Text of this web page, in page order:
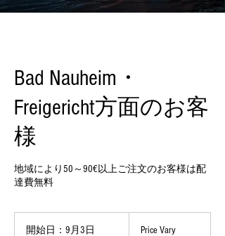
Bad Nauheim・
Freigericht方面のお客
様
地域により50～90€以上ご注文のお客様は配
達費無料
開始日：9月3日 Price Vary